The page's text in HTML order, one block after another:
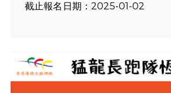
截止報名日期：2025-01-02